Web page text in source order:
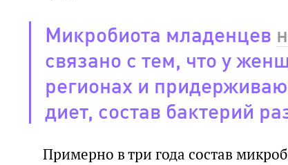
Микробиота младенцев
связано с тем, что у
регионах и
диет, состав бактерий
Примерно в три года состав